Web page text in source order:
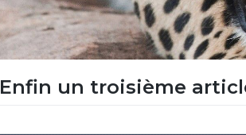
Enfin un troisième